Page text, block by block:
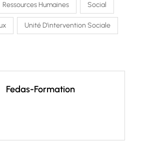
Ressources Humaines Social
Unité D’intervention Sociale
Fedas-Formation